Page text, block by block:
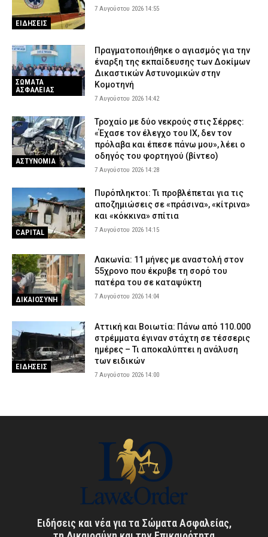
ΕΙΔΗΣΕΙΣ
7 Αυγούστου 2026 14:55
ΣΩΜΑΤΑ
ΑΣΦΑΛΕΙΑΣ
Πραγματοποιήθηκε ο αγιασμός για την
έναρξη της εκπαίδευσης των Δοκίμων
Δικαστικών Αστυνομικών στην
Κομοτηνή
7 Αυγούστου 2026 14:42
ΑΣΤΥΝΟΜΙΑ
Τροχαίο με δύο νεκρούς στις Σέρρες:
«Έχασε τον έλεγχο του ΙΧ, δεν τον
πρόλαβα και έπεσε πάνω μου», λέει ο
οδηγός του φορτηγού (βίντεο)
7 Αυγούστου 2026 14:28
CAPITAL
Πυρόπληκτοι: Τι προβλέπεται για τις
αποζημιώσεις σε «πράσινα», «κίτρινα»
και «κόκκινα» σπίτια
7 Αυγούστου 2026 14:15
ΔΙΚΑΙΟΣΥΝΗ
Λακωνία: 11 μήνες με αναστολή στον
55χρονο που έκρυβε τη σορό του
πατέρα του σε καταψύκτη
7 Αυγούστου 2026 14:04
ΕΙΔΗΣΕΙΣ
Αττική και Βοιωτία: Πάνω από 110.000
στρέμματα έγιναν στάχτη σε τέσσερις
ημέρες – Τι αποκαλύπτει η ανάλυση
των ειδικών
7 Αυγούστου 2026 14:00
Ειδήσεις και νέα για τα Σώματα Ασφαλείας,